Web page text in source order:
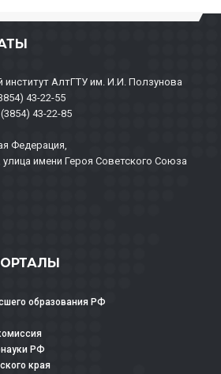
институт АлтГТУ им. И.И. Ползунова
43-22-55
43-22-85
Федерация,
улица имени Героя Советского Союза
образования РФ
РФ
края